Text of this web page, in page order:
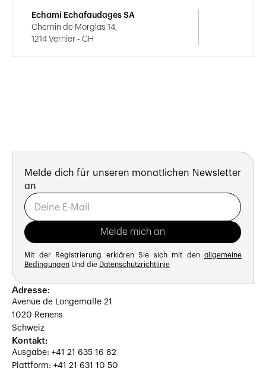
Echami Echafaudages SA
Chemin de Morglas 14,
1214 Vernier - CH
Melde dich für unseren monatlichen Newsletter
an
Mit der Registrierung erklären Sie sich mit den allgemeine
Bedingungen Und die Datenschutzrichtlinie
Adresse:
Avenue de Longemalle 21
1020 Renens
Schweiz
Kontakt:
Ausgabe: +41 21 635 16 82
Plattform: +41 21 631 10 50